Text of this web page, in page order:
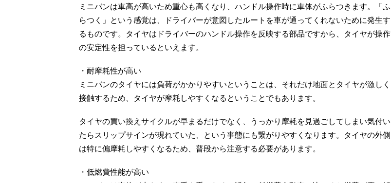
ミニバンは車高が高いため重心も高くなり、ハンドル操作時に車体がふらつきます。「ふ
らつく」という感覚は、ドライバーが意図したルートを車が通ってくれないために発生す
るものです。タイヤはドライバーのハンドル操作を反映する部品ですから、タイヤが操作
の安定性を担っているといえます。
・耐摩耗性が高い
ミニバンのタイヤには負荷がかかりやすいということは、それだけ地面とタイヤが激しく
接触するため、タイヤが摩耗しやすくなるということでもあります。
タイヤの買い換えサイクルが早まるだけでなく、うっかり摩耗を見過ごしてしまい気付い
たらスリップサインが現れていた、という事態にも繋がりやすくなります。タイヤの外側
は特に偏摩耗しやすくなるため、普段から注意する必要があります。
・低燃費性能が高い